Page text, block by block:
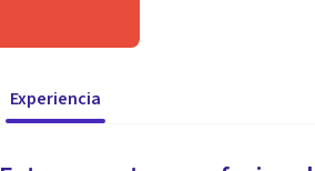
Experiencia